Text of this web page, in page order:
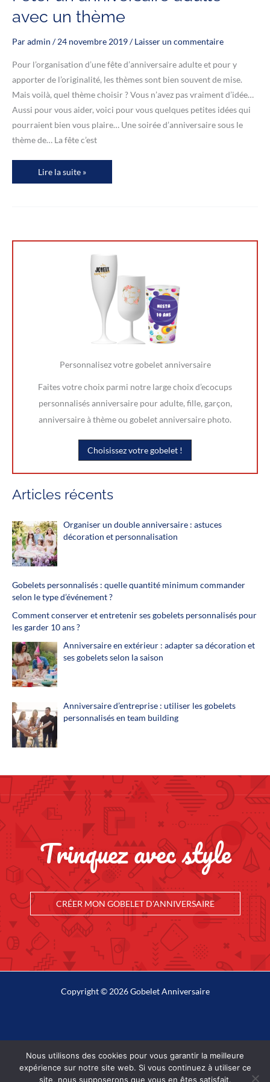
avec un thème
Paradmin /24 novembre 2019/Laisser un commentaire
Pour l’organisation d’une fête d’anniversaire adulte et pour y
apporter de l’originalité, les thèmes sont bien souvent de mise.
Mais voilà, quel thème choisir ? Vous n’avez pas vraiment d’idée…
Aussi pour vous aider, voici pour vous quelques petites idées qui
pourraient bien vous plaire… Une soirée d’anniversaire sous le
thème de… La fête c’est
Fêter
anniversaire
Lire la suite »
Personnalisez votre gobelet anniversaire
Faites votre choix parmi notre large choix d’ecocups
personnalisés anniversaire pour adulte, fille, garçon,
anniversaire à thème ou gobelet anniversaire photo.
Choisissez votre gobelet !
Articles récents
Organiser un double anniversaire : astuces
décoration et personnalisation
Gobelets personnalisés : quelle quantité minimum commander
selon le type d’événement ?
Comment conserver et entretenir ses gobelets personnalisés pour
les garder 10 ans ?
Anniversaire en extérieur : adapter sa décoration et
ses gobelets selon la saison
Anniversaire d’entreprise : utiliser les gobelets
personnalisés en team building
Trinquez avec style
CRÉER MON GOBELET D'ANNIVERSAIRE
Copyright © 2026 Gobelet Anniversaire
Plan du site
Nous utilisons des cookies pour vous garantir la meilleure
expérience sur notre site web. Si vous continuez à utiliser ce
site, nous supposerons que vous en êtes satisfait.